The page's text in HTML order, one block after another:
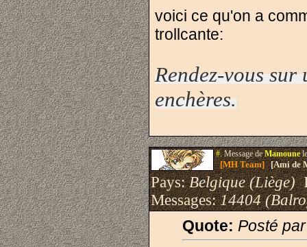
voici ce qu'on a
trollcante:
Rendez-vous
enchères.
#.Message deMamoune
[MH Team][Ami de
Pays:Belgique (Liège)
Messages:14404
Quote: Posté